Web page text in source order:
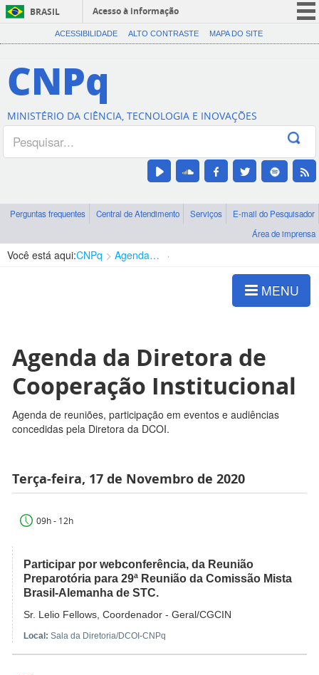
BRASIL
Acesso à informação
CORONAVÍRUS (COVID-19)
Canais
ACESSIBILIDADE ALTO CONTRASTE MAPA DO SITE
CNPq
MINISTÉRIO DA CIÊNCIA, TECNOLOGIA E INOVAÇÕES
Perguntas frequentes Central de Atendimento Serviços
E-mail do Pesquisador
Área de imprensa
Você está aqui:CNPq Agenda de autoridades
MENU
Agenda da Diretora de
Cooperação Institucional
Agenda de reuniões, participação em eventos e audiências
concedidas pela Diretora da DCOI.
Terça-feira, 17 de Novembro de 2020
09h - 12h
Participar por webconferência, da Reunião
Preparotória para 29ª Reunião da Comissão Mista
Brasil-Alemanha de STC.
Sr. Lelio Fellows, Coordenador - Geral/CGCIN
Local: Sala da Diretoria/DCOI-CNPq